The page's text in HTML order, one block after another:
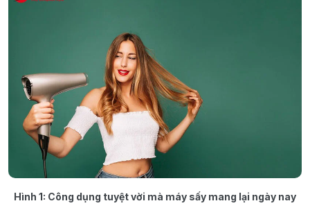
Hình 1: Công dụng tuyệt vời mà máy sấy mang lại ngày nay